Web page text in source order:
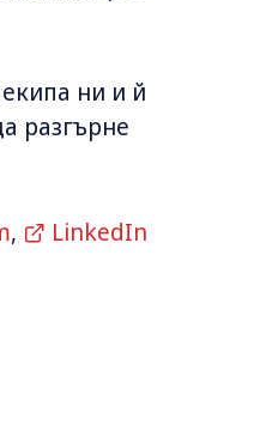
ни и й
разгърне
,
LinkedIn